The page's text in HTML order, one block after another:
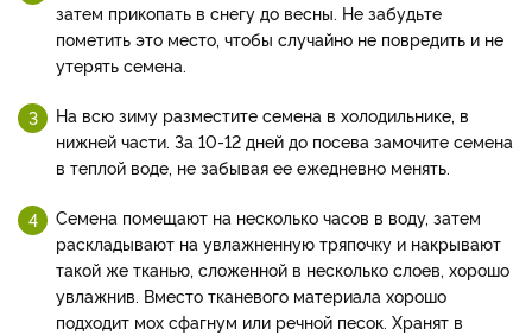
затем прикопать в снегу до весны. Не забудьте
пометить это место, чтобы случайно не повредить и не
утерять семена.
На всю зиму разместите семена в холодильнике, в
нижней части. За 10-12 дней до посева замочите семена
в теплой воде, не забывая ее ежедневно менять.
Семена помещают на несколько часов в воду, затем
раскладывают на увлажненную тряпочку и накрывают
такой же тканью, сложенной в несколько слоев, хорошо
увлажнив. Вместо тканевого материала хорошо
подходит мох сфагнум или речной песок. Хранят в